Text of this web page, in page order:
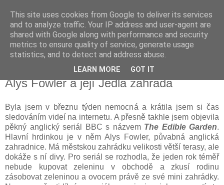
Vysněná zahrada
Blog o plánování a realizování vysněné zahrady.
pátek 29. března 2013
Alys Fowler a její Jedlá zahrada
Byla jsem v březnu týden nemocná a krátila jsem si čas
sledováním videí na internetu. A přesně takhle jsem objevila
pěkný anglický seriál BBC s názvem The Edible Garden.
Hlavní hrdinkou je v něm Alys Fowler, půvabná anglická
zahradnice. Má městskou zahrádku velikosti větší terasy, ale
dokáže s ní divy. Pro seriál se rozhodla, že jeden rok téměř
nebude kupovat zeleninu v obchodě a zkusí rodinu
zásobovat zeleninou a ovocem právě ze své mini zahrádky.
This site uses cookies from Google to deliver its services
and to analyze traffic. Your IP address and user-agent are
shared with Google along with performance and security
metrics to ensure quality of service, generate usage
statistics, and to detect and address abuse.
LEARN MORE GOT IT